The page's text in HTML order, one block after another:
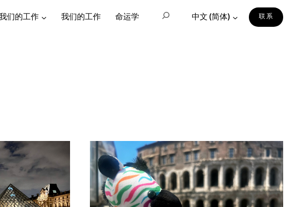
们的工作 我们的工作 命运学 搜索 中文 (简体) 联系